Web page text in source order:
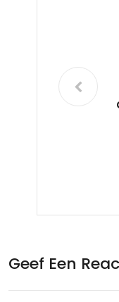
Geef Een